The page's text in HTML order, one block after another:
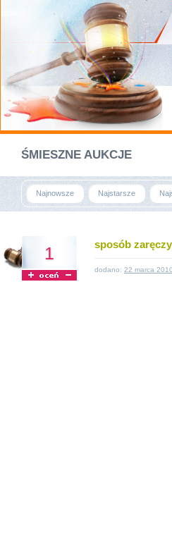
ŚMIESZNE AUKCJE
Najnowsze Najstarsze
1 sposób
dodano: 22 marca 2010